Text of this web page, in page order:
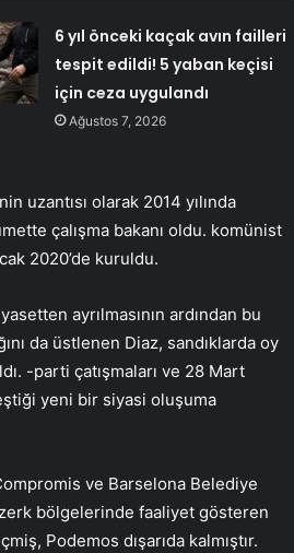
6 yıl önceki kaçak avın failleri
tespit edildi! 5 yaban keçisi
için ceza uygulandı
Ağustos 7, 2026
uzantısı olarak 2014 yılında
çalışma bakanı oldu. komünist
2020’de kuruldu.
ayrılmasının ardından bu
da üstlenen Diaz, sandıklarda oy
-parti çatışmaları ve 28 Mart
yeni bir siyasi oluşuma
ve Barselona Belediye
bölgelerinde faaliyet gösteren
Podemos dışarıda kalmıştır.